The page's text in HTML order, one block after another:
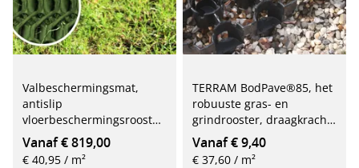
Valbeschermingsmat,
antislip
vloerbeschermingsrooster,
2 x 10 m
Vanaf € 819,00
€ 40,95 / m²
TERRAM BodPave®85, het
robuuste gras- en
grindrooster, draagkracht
tot 400 t/m², 50 cm x 50
cm x 5 cm
Vanaf € 9,40
€ 37,60 / m²